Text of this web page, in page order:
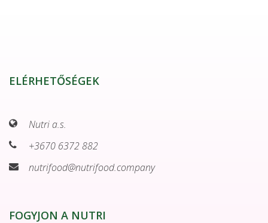
ELÉRHETŐSÉGEK
Nutri a.s.
+3670 6372 882
nutrifood@nutrifood.company
FOGYJON A NUTRI